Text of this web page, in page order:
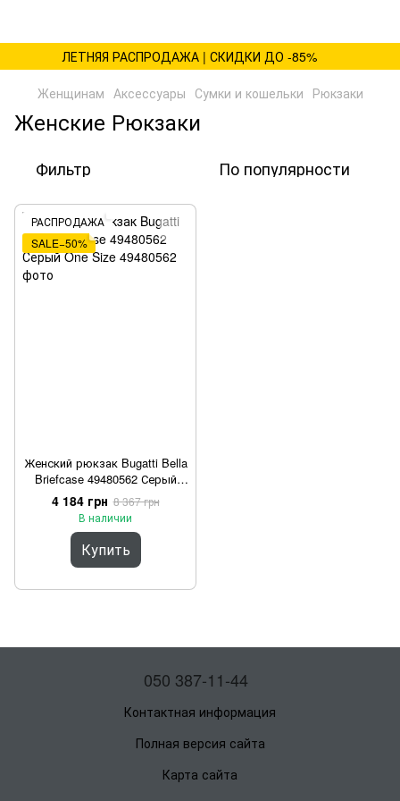
ЛЕТНЯЯ РАСПРОДАЖА | СКИДКИ ДО -85%
Женщинам Аксессуары Сумки и кошельки Рюкзаки
Женские Рюкзаки
Фильтр По популярности
РАСПРОДАЖА
SALE−50%
Женский рюкзак Bugatti Bella
Briefcase 49480562 Серый
One Size
4 184 грн 8 367 грн
В наличии
Купить
050 387-11-44
Контактная информация
Полная версия сайта
Карта сайта